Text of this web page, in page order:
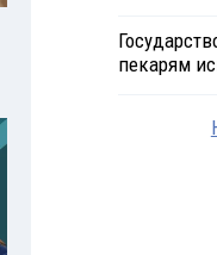
пекарям